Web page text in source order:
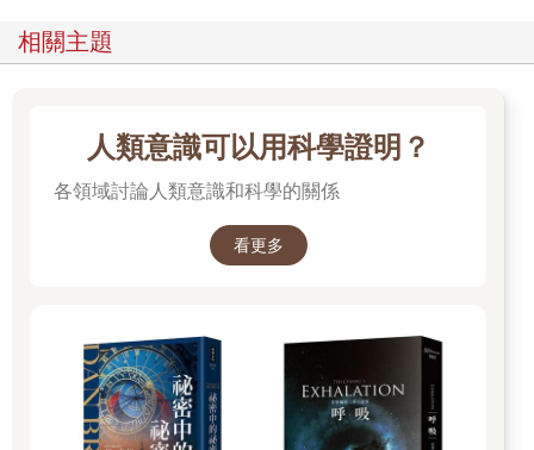
歸還是得回到這件事：為了確保虎鯨時而面臨威脅的鯨群、族
相關主題
人類意識可以用科學證明？
各領域討論人類意識和科學的關係
看更多